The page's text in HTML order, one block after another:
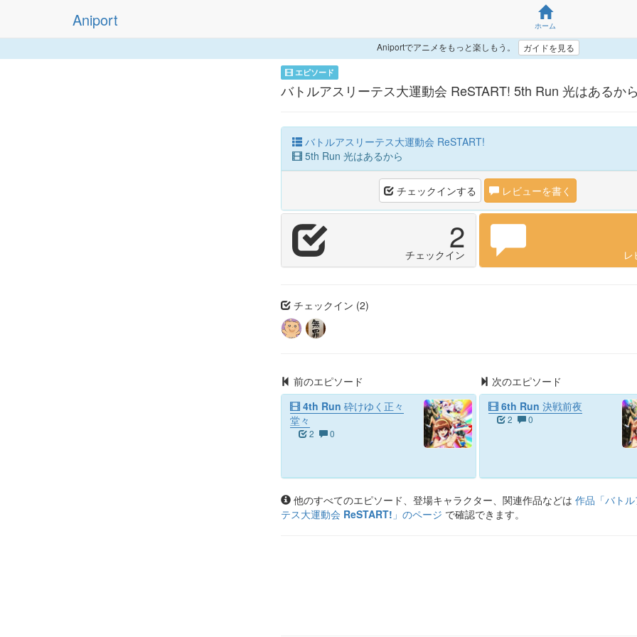
Aniport ホーム
Aniportでアニメをもっと楽しもう。 ガイドを見る
エピソード
バトルアスリーテス大運動会 ReSTART! 5th Run 光はあるか
バトルアスリーテス大運動会 ReSTART!
5th Run 光はあるから
チェックインする レビューを書く
2
チェックイン レ
チェックイン (2)
前のエピソード
4th Run 砕けゆく正々
堂々
2 0
次のエピソード
6th Run 決戦前夜
2 0
他のすべてのエピソード、登場キャラクター、関連作品などは 作品「バト
テス大運動会 ReSTART! 」のページ で確認できます。